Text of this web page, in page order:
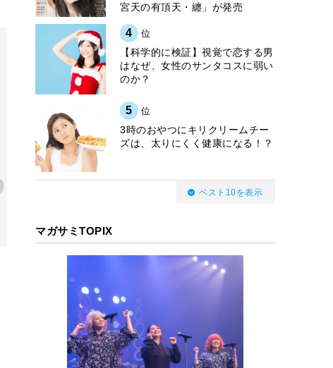
宮天の有頂天・纏」が発売
4 位
【科学的に検証】視覚で恋する男
はなぜ、女性のサンタコスに弱い
のか？
5 位
3時のおやつにキリクリームチー
ズは、太りにくく健康になる！？
ベスト10を表示
マガサミTOPIX